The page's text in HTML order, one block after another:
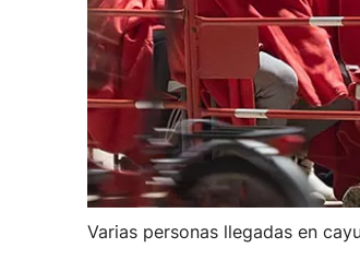
Varias personas llegadas en